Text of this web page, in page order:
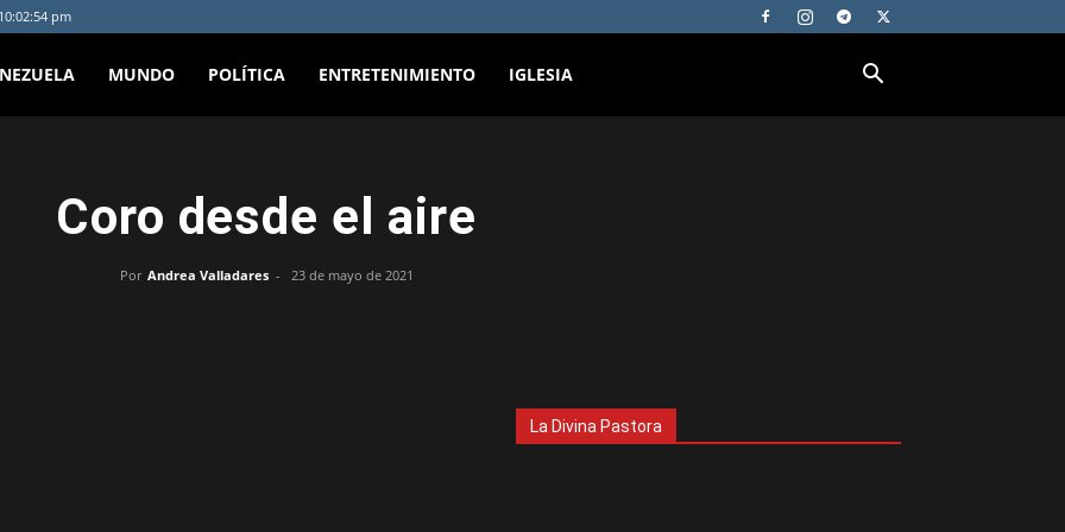
pm
MUNDO POLÍTICA ENTRETENIMIENTO IGLESIA
Coro desde el aire
Por Andrea Valladares - 23 de mayo de 2021
La Divina Pastora